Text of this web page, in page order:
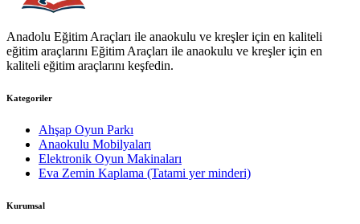
Anadolu Eğitim Araçları ile anaokulu ve kreşler için en kaliteli
eğitim araçlarını Eğitim Araçları ile anaokulu ve kreşler için en
kaliteli eğitim araçlarını keşfedin.
Kategoriler
Ahşap Oyun Parkı
Anaokulu Mobilyaları
Elektronik Oyun Makinaları
Eva Zemin Kaplama (Tatami yer minderi)
Kurumsal